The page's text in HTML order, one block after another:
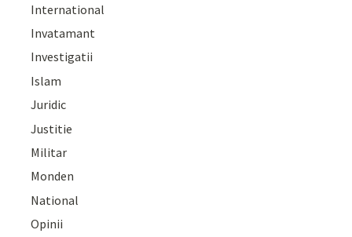
International
Invatamant
Investigatii
Islam
Juridic
Justitie
Militar
Monden
National
Opinii